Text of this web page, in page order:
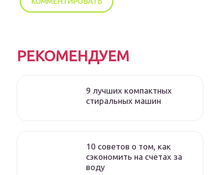
РЕКОМЕНДУЕМ
9 лучших компактных
стиральных машин
10 советов о том, как
сэкономить на счетах за
воду